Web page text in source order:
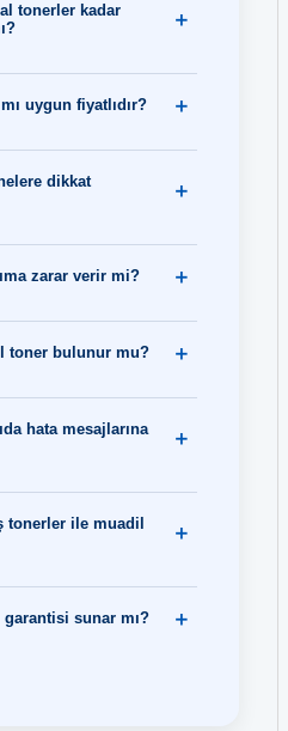
tonerler kadar
uygun fiyatlıdır?
dikkat
zarar verir mi?
toner bulunur mu?
hata mesajlarına
tonerler ile muadil
garantisi sunar mı?